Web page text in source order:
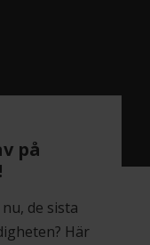
på
de sista
Här